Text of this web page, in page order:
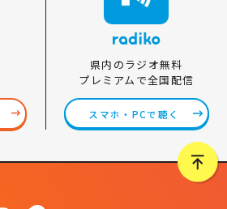
県内のラジオ無料
プレミアムで全国配信
スマホ・PCで聴く